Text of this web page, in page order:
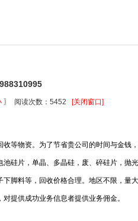
〗 阅读次数：5452
[关闭窗口]
等物资。为了节省贵公司的时间与金钱
硅片，单晶、多晶硅，废、碎硅片，抛
脚料等，回收价格合理。地区不限，量
提供成功业务信息者提供业务佣金。